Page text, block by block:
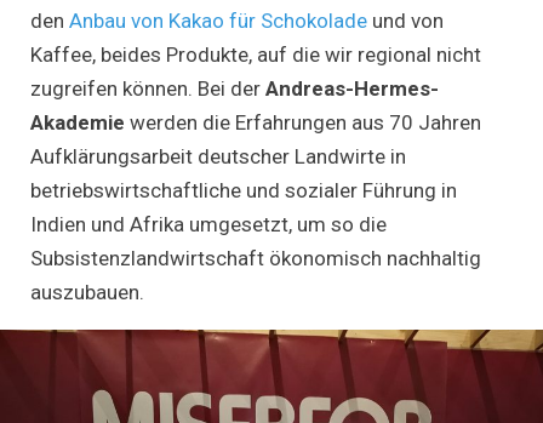
den Anbau von Kakao für Schokolade und von
Kaffee, beides Produkte, auf die wir regional nicht
zugreifen können. Bei der Andreas-Hermes-
Akademie werden die Erfahrungen aus 70 Jahren
Aufklärungsarbeit deutscher Landwirte in
betriebswirtschaftliche und sozialer Führung in
Indien und Afrika umgesetzt, um so die
Subsistenzlandwirtschaft ökonomisch nachhaltig
auszubauen.